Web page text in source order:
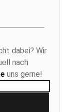
dabei? Wir
nach
uns gerne!